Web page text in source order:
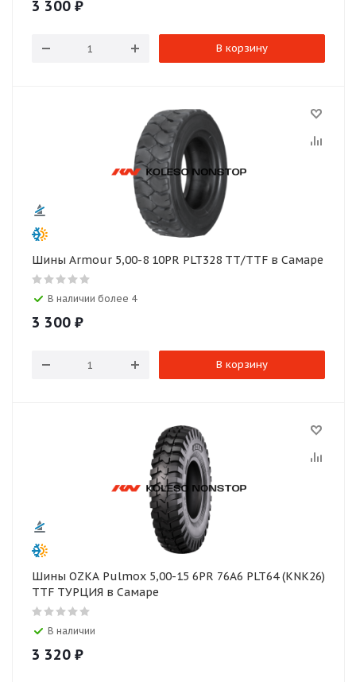
3 300 ₽
В корзину
Шины Armour 5,00-8 10PR PLT328 TT/TTF в Самаре
В наличии более 4
3 300 ₽
В корзину
Шины OZKA Pulmox 5,00-15 6PR 76A6 PLT64 (KNK26)
TTF ТУРЦИЯ в Самаре
В наличии
3 320 ₽